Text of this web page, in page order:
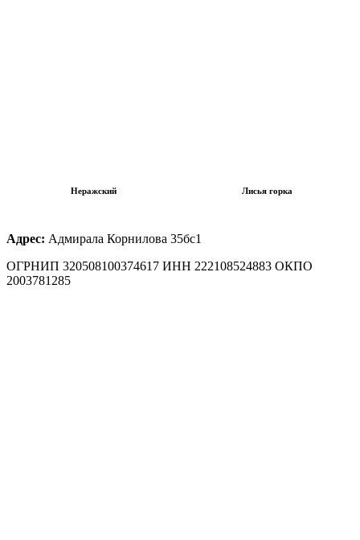
Неражский Лисья горка
Адрес: Адмирала Корнилова 35бс1
ОГРНИП 320508100374617 ИНН 222108524883 ОКПО
2003781285